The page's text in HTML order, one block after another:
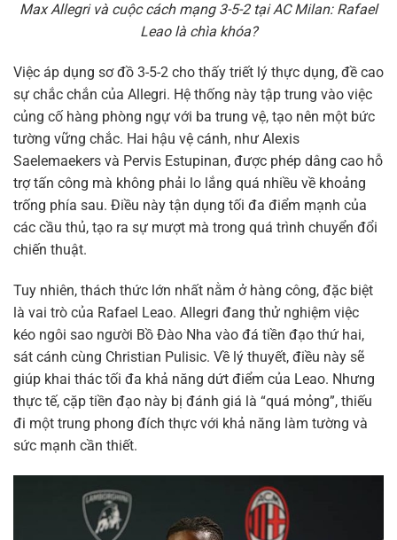
Max Allegri và cuộc cách mạng 3-5-2 tại AC Milan: Rafael
Leao là chìa khóa?
Việc áp dụng sơ đồ 3-5-2 cho thấy triết lý thực dụng, đề cao
sự chắc chắn của Allegri. Hệ thống này tập trung vào việc
củng cố hàng phòng ngự với ba trung vệ, tạo nên một bức
tường vững chắc. Hai hậu vệ cánh, như Alexis
Saelemaekers và Pervis Estupinan, được phép dâng cao hỗ
trợ tấn công mà không phải lo lắng quá nhiều về khoảng
trống phía sau. Điều này tận dụng tối đa điểm mạnh của
các cầu thủ, tạo ra sự mượt mà trong quá trình chuyển đổi
chiến thuật.
Tuy nhiên, thách thức lớn nhất nằm ở hàng công, đặc biệt
là vai trò của Rafael Leao. Allegri đang thử nghiệm việc
kéo ngôi sao người Bồ Đào Nha vào đá tiền đạo thứ hai,
sát cánh cùng Christian Pulisic. Về lý thuyết, điều này sẽ
giúp khai thác tối đa khả năng dứt điểm của Leao. Nhưng
thực tế, cặp tiền đạo này bị đánh giá là “quá mỏng”, thiếu
đi một trung phong đích thực với khả năng làm tường và
sức mạnh cần thiết.